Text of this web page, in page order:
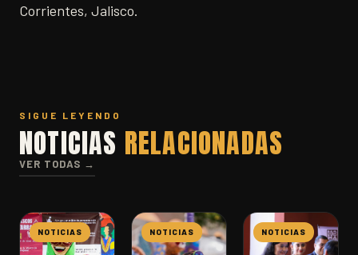
Corrientes, Jalisco.
SIGUE LEYENDO
NOTICIAS RELACIONADAS
VER TODAS →
NOTICIAS NOTICIAS NOTICIAS